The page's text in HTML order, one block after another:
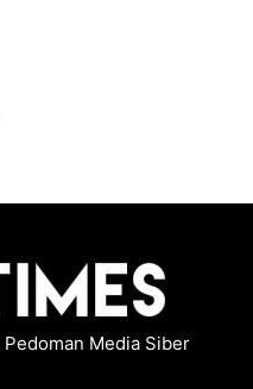
Pedoman Media Siber